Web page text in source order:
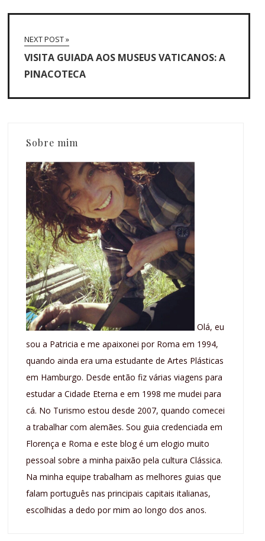
NEXT POST »
VISITA GUIADA AOS MUSEUS VATICANOS: A
PINACOTECA
Sobre mim
Olá, eu
sou a Patricia e me apaixonei por Roma em 1994,
quando ainda era uma estudante de Artes Plásticas
em Hamburgo. Desde então fiz várias viagens para
estudar a Cidade Eterna e em 1998 me mudei para
cá. No Turismo estou desde 2007, quando comecei
a trabalhar com alemães. Sou guia credenciada em
Florença e Roma e este blog é um elogio muito
pessoal sobre a minha paixão pela cultura Clássica.
Na minha equipe trabalham as melhores guias que
falam português nas principais capitais italianas,
escolhidas a dedo por mim ao longo dos anos.